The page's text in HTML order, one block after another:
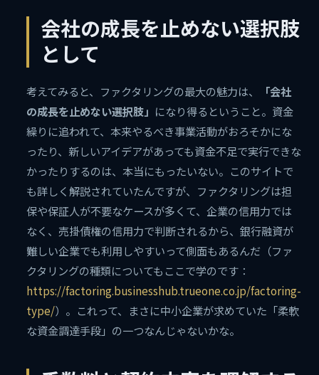
会社の成長を止めない選択肢
として
考えてみると、ファクタリングの最大の魅力は、
「会社
の成長を止めない選択肢」 になり得るということ。資金
繰りに追われて、本来やるべき事業活動がおろそかにな
ったり、新しいアイデアがあっても資金不足で実行できな
かったりするのは、本当にもったいない。このサイトで
も詳しく解説されていたんですが、ファクタリングは担
保や保証人が不要なケースが多くて、企業の信用力では
なく、売掛債権の信用力で判断されるから、銀行融資が
難しい企業でも利用しやすいって側面もあるんだ（ファ
クタリングの種類についてもここで学のです：
https://factoring.businesshub.trueone.co.jp/factoring-
type/）。これって、まさに中小企業が求めていた「柔軟
な資金調達手段」の一つなんじゃないかな。